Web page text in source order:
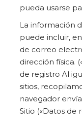
pueda usarse
La información
puede incluir,
de correo
dirección física.
de registro Al
sitios,
navegador
Sitio («Datos de